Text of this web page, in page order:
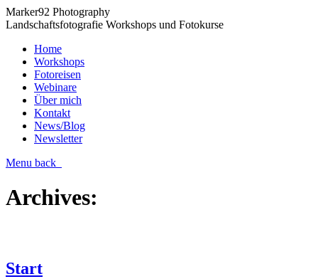
Marker92 Photography
Landschaftsfotografie Workshops und Fotokurse
Home
Workshops
Fotoreisen
Webinare
Über mich
Kontakt
News/Blog
Newsletter
Menu back
Archives:
Start